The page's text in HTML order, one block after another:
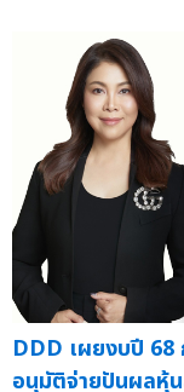
DDD เผยงบปี 68
อนุมัติจ่ายปันผลหุ้